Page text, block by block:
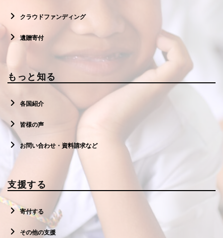
クラウドファンディング
遺贈寄付
もっと知る
各国紹介
皆様の声
お問い合わせ・資料請求など
支援する
寄付する
その他の支援